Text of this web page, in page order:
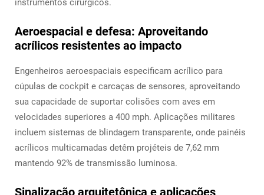
instrumentos cirúrgicos.
Aeroespacial e defesa: Aproveitando
acrílicos resistentes ao impacto
Engenheiros aeroespaciais especificam acrílico para
cúpulas de cockpit e carcaças de sensores, aproveitando
sua capacidade de suportar colisões com aves em
velocidades superiores a 400 mph. Aplicações militares
incluem sistemas de blindagem transparente, onde painéis
acrílicos multicamadas detêm projéteis de 7,62 mm
mantendo 92% de transmissão luminosa.
Sinalização arquitetônica e aplicações